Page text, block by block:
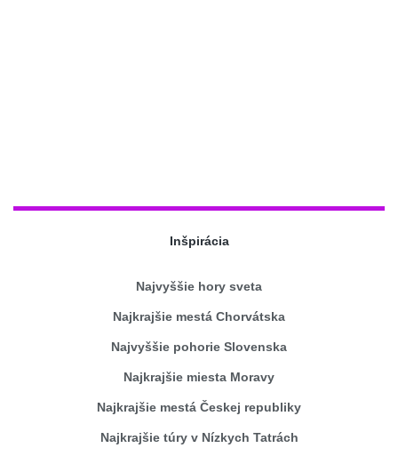
Inšpirácia
Najvyššie hory sveta
Najkrajšie mestá Chorvátska
Najvyššie pohorie Slovenska
Najkrajšie miesta Moravy
Najkrajšie mestá Českej republiky
Najkrajšie túry v Nízkych Tatrách